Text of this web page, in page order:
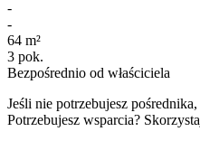
-
-
64 m²
3 pok.
Bezpośrednio od właściciela
Jeśli nie potrzebujesz
Potrzebujesz wsparcia?